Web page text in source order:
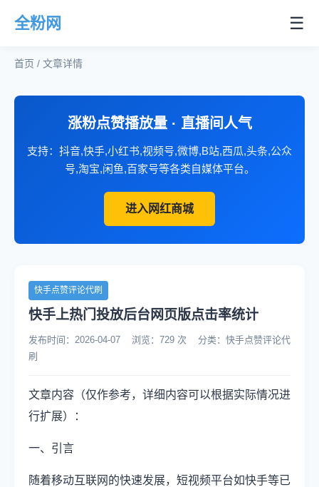
全粉网 ☰
首页 / 文章详情
涨粉点赞播放量 · 直播间人气
支持：抖音,快手,小红书,视频号,微博,B站,西瓜,头条,公众
号,淘宝,闲鱼,百家号等各类自媒体平台。
进入网红商城
快手点赞评论代刷
快手上热门投放后台网页版点击率统计
发布时间：2026-04-07 浏览：729 次 分类：快手点赞评论代
刷
文章内容（仅作参考，详细内容可以根据实际情况进
行扩展）：
一、引言
随着移动互联网的快速发展，短视频平台如快手等已